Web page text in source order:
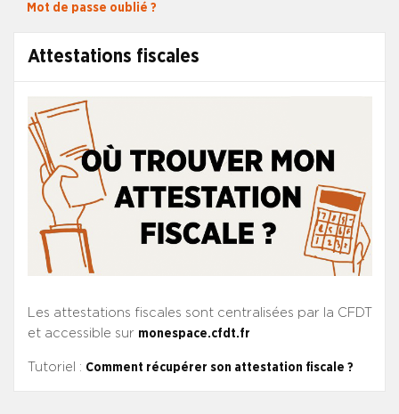
Attestations fiscales
Les attestations fiscales sont centralisées par la CFDT
et accessible sur monespace.cfdt.fr
Tutoriel : Comment récupérer son attestation fiscale ?
Mot de passe oublié ?